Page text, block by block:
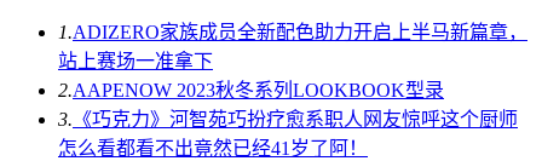
1.ADIZERO家族成员全新配色助力开启上半马新篇章，
站上赛场一准拿下
2.AAPENOW 2023秋冬系列LOOKBOOK型录
3. 《巧克力》河智苑巧扮疗愈系职人网友惊呼这个厨师
怎么看都看不出竟然已经41岁了阿！